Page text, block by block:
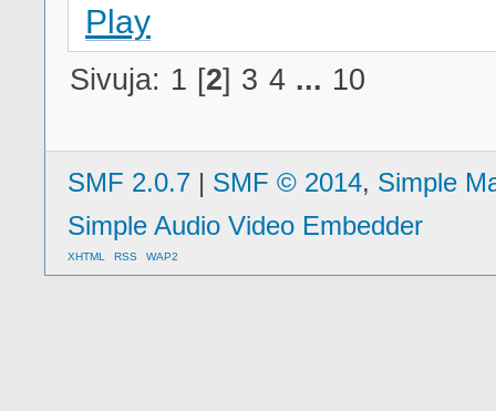
Play
Sivuja: 1 [2] 3 4 ... 10
SMF 2.0.7 | SMF © 2014, Simple
Simple Audio Video Embedder
XHTML RSS WAP2